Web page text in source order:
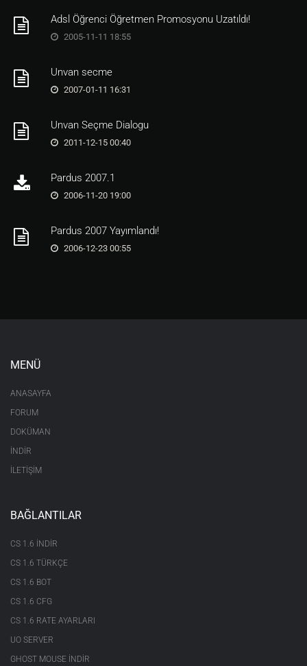
Adsl Öğrenci Öğretmen Promosyonu Uzatıldı!
2005-11-11 18:55
Unvan secme
2007-01-11 16:31
Unvan Seçme Dialogu
2011-12-15 00:40
Pardus 2007.1
2006-11-20 19:00
Pardus 2007 Yayımlandı!
2006-12-23 00:55
MENÜ
ANASAYFA
FORUM
DOKÜMAN
İNDİR
İLETİŞİM
BAĞLANTILAR
CS 1.6 INDIR
CS 1.6 TÜRKÇE
CS 1.6 BOT
CS 1.6 CFG
CS 1.6 RATE AYARLARI
UO SERVER
GHOST MOUSE INDIR